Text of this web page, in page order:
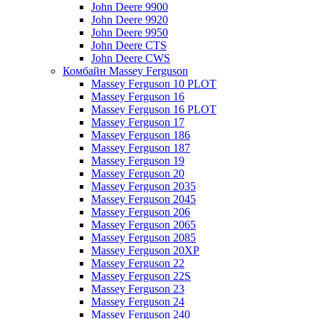
John Deere 9900
John Deere 9920
John Deere 9950
John Deere CTS
John Deere CWS
Комбайн Massey Ferguson
Massey Ferguson 10 PLOT
Massey Ferguson 16
Massey Ferguson 16 PLOT
Massey Ferguson 17
Massey Ferguson 186
Massey Ferguson 187
Massey Ferguson 19
Massey Ferguson 20
Massey Ferguson 2035
Massey Ferguson 2045
Massey Ferguson 206
Massey Ferguson 2065
Massey Ferguson 2085
Massey Ferguson 20XP
Massey Ferguson 22
Massey Ferguson 22S
Massey Ferguson 23
Massey Ferguson 24
Massey Ferguson 240